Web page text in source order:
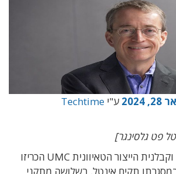
2024 ע"י Techtime
פט גלסינגר]
חברת אינטל (Intel) וקבלנית הייצור הטאיוונית UMC הכריזו